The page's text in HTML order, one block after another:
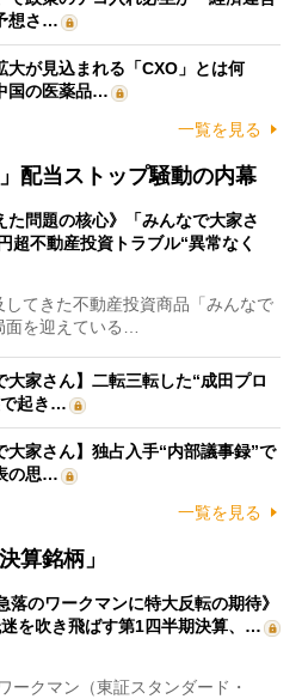
想さ…
大が見込まれる「CXO」とは何
国の医薬品…
一覧を見る
配当ストップ騒動の内幕
た問題の核心》「みんなで大家さ
超不動産投資トラブル“異常なく
てきた不動産投資商品「みんなで
面を迎えている…
大家さん】二転三転した“成田プロ
で起き…
大家さん】独占入手“内部議事録”で
の思…
一覧を見る
算銘柄」
落のワークマンに特大反転の期待》
を吹き飛ばす第1四半期決算、…
クマン（東証スタンダード・